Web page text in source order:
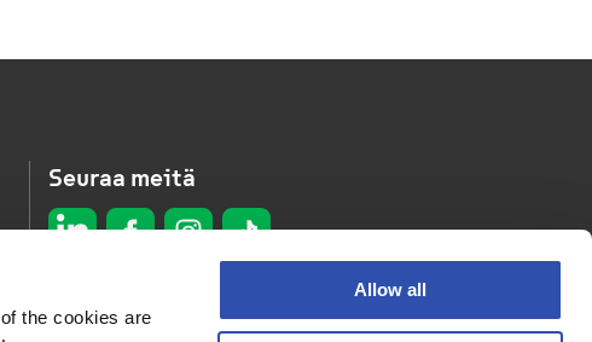
the cookies are
Allow all
Seuraa meitä